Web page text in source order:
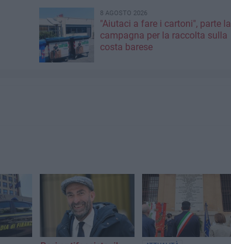
8 AGOSTO 2026
"Aiutaci a fare i cartoni", parte la
campagna per la raccolta sulla
costa barese